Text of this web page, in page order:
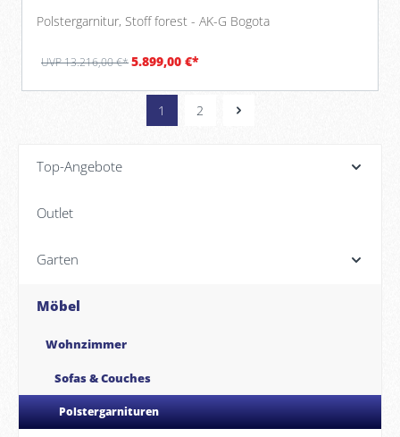
Top-Angebote
Outlet
Garten
Möbel
Wohnzimmer
Sofas & Couches
Polstergarnituren
Polstergarnitur, Stoff forest - AK-G Bogota
UVP 13.216,00 €*5.899,00 €*
1 2